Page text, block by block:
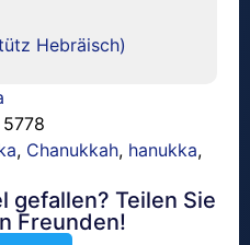
Hebräisch)
, Chanukkah, hanukka,
gefallen? Teilen Sie
Freunden!